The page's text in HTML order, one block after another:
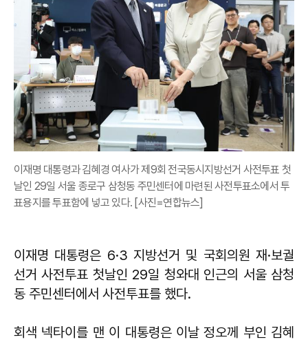
이재명 대통령과 김혜경 여사가 제9회 전국동시지방선거 사전투표 첫
날인 29일 서울 종로구 삼청동 주민센터에 마련된 사전투표소에서 투
표용지를 투표함에 넣고 있다. [사진=연합뉴스]
이재명 대통령은 6·3 지방선거 및 국회의원 재·보궐
선거 사전투표 첫날인 29일 청와대 인근의 서울 삼청
동 주민센터에서 사전투표를 했다.
회색 넥타이를 맨 이 대통령은 이날 정오께 부인 김혜